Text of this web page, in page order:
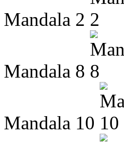
Mandala 2
Mandala 8
Mandala 10